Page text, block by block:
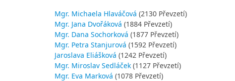
Mgr. Michaela Hlaváčová (2130 Převzetí)
Mgr. Jana Dvořáková (1884 Převzetí)
Mgr. Dana Sochorková (1877 Převzetí)
Mgr. Petra Stanjurová (1592 Převzetí)
Jaroslava Eliášková (1242 Převzetí)
Mgr. Miroslav Sedláček (1127 Převzetí)
Mgr. Eva Marková (1078 Převzetí)